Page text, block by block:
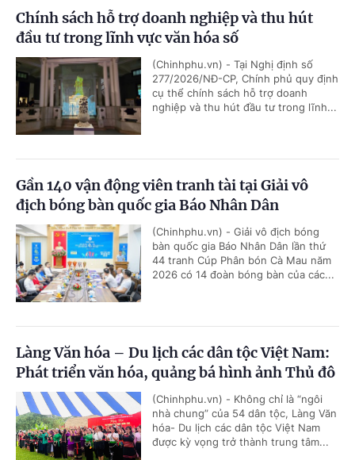
Chính sách hỗ trợ doanh nghiệp và thu hút
đầu tư trong lĩnh vực văn hóa số
(Chinhphu.vn) - Tại Nghị định số
277/2026/NĐ-CP, Chính phủ quy định
cụ thể chính sách hỗ trợ doanh
nghiệp và thu hút đầu tư trong lĩnh...
Gần 140 vận động viên tranh tài tại Giải vô
địch bóng bàn quốc gia Báo Nhân Dân
(Chinhphu.vn) - Giải vô địch bóng
bàn quốc gia Báo Nhân Dân lần thứ
44 tranh Cúp Phân bón Cà Mau năm
2026 có 14 đoàn bóng bàn của các...
Làng Văn hóa – Du lịch các dân tộc Việt Nam:
Phát triển văn hóa, quảng bá hình ảnh Thủ đô
(Chinhphu.vn) - Không chỉ là “ngôi
nhà chung” của 54 dân tộc, Làng Văn
hóa- Du lịch các dân tộc Việt Nam
được kỳ vọng trở thành trung tâm...